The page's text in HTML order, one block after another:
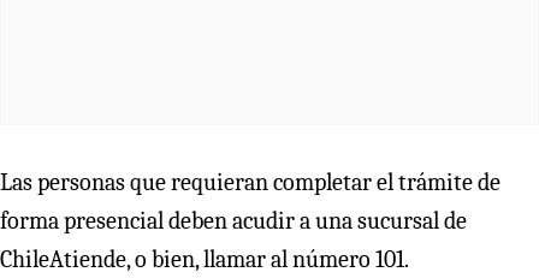
Las personas que requieran completar el trámite de
forma presencial deben acudir a una sucursal de
ChileAtiende, o bien, llamar al número 101.